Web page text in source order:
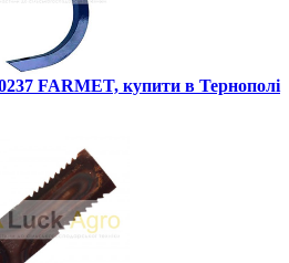
FARMET, купити в Тернополі